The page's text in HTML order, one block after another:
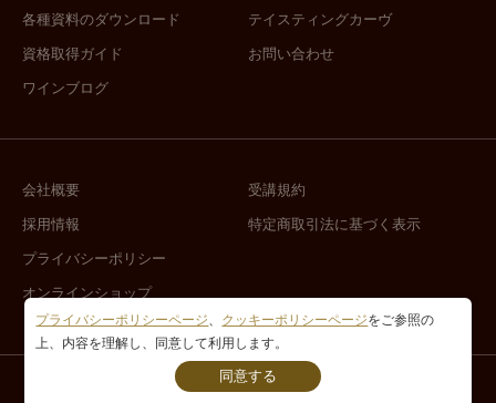
各種資料のダウンロード
資格取得ガイド
ワインブログ
テイスティングカーヴ
お問い合わせ
会社概要
採用情報
プライバシーポリシー
オンラインショップ
受講規約
特定商取引法に基づく表示
プライバシーポリシーページ、 クッキーポリシーページをご参照の
上、内容を理解し、同意して利用します。